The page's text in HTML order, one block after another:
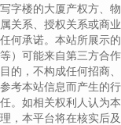
字楼的大厦产权方、物
关系、授权关系或商业
何承诺。本站所展示的
）可能来自第三方合作
的，不构成任何招商、
考本站信息而产生的行
。如相关权利人认为本
，本平台将在核实后及